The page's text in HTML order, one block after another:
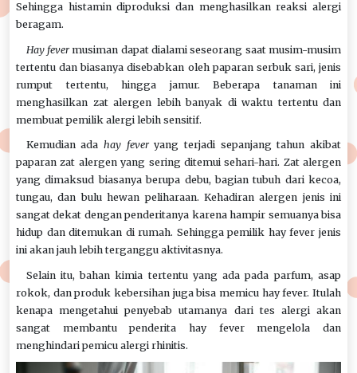
Sehingga histamin diproduksi dan menghasilkan reaksi alergi
beragam.
Hay fevermusiman dapat dialami seseorang saat musim-musim
tertentu dan biasanya disebabkan oleh paparan serbuk sari, jenis
rumput tertentu, hingga jamur. Beberapa tanaman ini
menghasilkan zat alergen lebih banyak di waktu tertentu dan
membuat pemilik alergi lebih sensitif.
Kemudian ada hay feveryang terjadi sepanjang tahun akibat
paparan zat alergen yang sering ditemui sehari-hari. Zat alergen
yang dimaksud biasanya berupa debu, bagian tubuh dari kecoa,
tungau, dan bulu hewan peliharaan. Kehadiran alergen jenis ini
sangat dekat dengan penderitanya karena hampir semuanya bisa
hidup dan ditemukan di rumah. Sehingga pemilik hay fever jenis
ini akan jauh lebih terganggu aktivitasnya.
Selain itu, bahan kimia tertentu yang ada pada parfum, asap
rokok, dan produk kebersihan juga bisa memicu hay fever. Itulah
kenapa mengetahui penyebab utamanya dari tes alergi akan
sangat membantu penderita hay fever mengelola dan
menghindari pemicu alergi rhinitis.